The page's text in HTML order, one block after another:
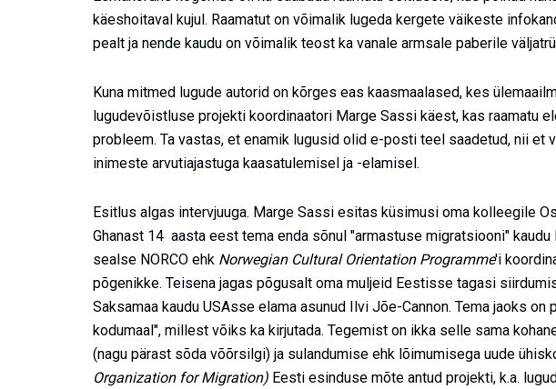
käeshoitaval kujul. Raamatut on võimalik lugeda kergete väikeste
pealt ja nende kaudu on võimalik teost ka vanale armsale paberile
Kuna mitmed lugude autorid on kõrges eas kaasmaalased, kes
lugudevõistluse projekti koordinaatori Marge Sassi käest, kas raamatu
probleem. Ta vastas, et enamik lugusid olid e-posti teel saadetud, nii et
inimeste arvutiajastuga kaasatulemisel ja -elamisel.
Esitlus algas intervjuuga. Marge Sassi esitas küsimusi oma kolleegile
Ghanast 14 aasta eest tema enda sõnul "armastuse migratsiooni"
sealse NORCO ehk Norwegian Cultural Orientation Programme'i
põgenikke. Teisena jagas põgusalt oma muljeid Eestisse tagasi
Saksamaa kaudu USAsse elama asunud Ilvi Jõe-Cannon. Tema jaoks on
kodumaal", millest võiks ka kirjutada. Tegemist on ikka selle sama
(nagu pärast sõda võõrsilgi) ja sulandumise ehk lõimumisega uude
Organization for Migration) Eesti esinduse mõte antud projekti, k.a.